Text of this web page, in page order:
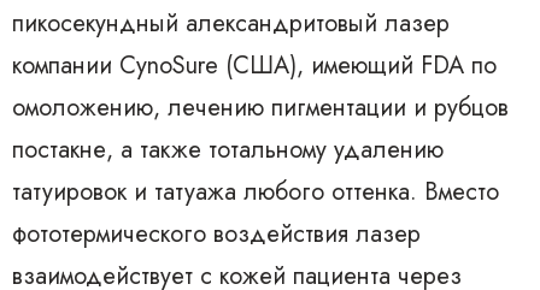
пикосекундный александритовый лазер
компании CynoSure (США), имеющий FDA по
омоложению, лечению пигментации и рубцов
постакне, а также тотальному удалению
татуировок и татуажа любого оттенка. Вместо
фототермического воздействия лазер
взаимодействует с кожей пациента через